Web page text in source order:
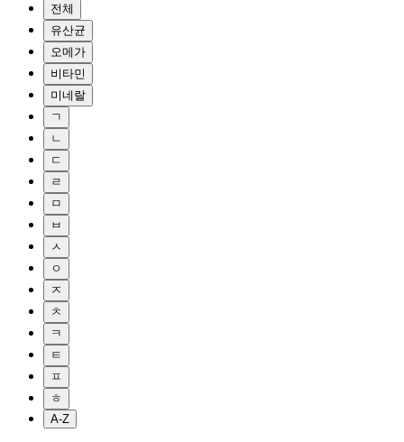
전체
유산균
오메가
비타민
미네랄
ㄱ
ㄴ
ㄷ
ㄹ
ㅁ
ㅂ
ㅅ
ㅇ
ㅈ
ㅊ
ㅋ
ㅌ
ㅍ
ㅎ
A-Z